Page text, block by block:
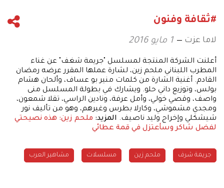
#ثقافة وفنون
لاما عزت 1 مايو 2016
أعلنت الشركة المنتجة لمسلسل "جريمة شغف" عن غناء
المطرب اللبناني ملحم زين، لشارة عملها المقرر عرضه رمضان
القادم. أغنية الشارة من كلمات منير بو عساف، وألحان هشام
بولس، وتوزيع داني حلو. ويشارك في بطولة المسلسل منى
واصف، وقصي خولي، وأمل عرفة، ونادين الراسي، تقلا شمعون،
ومجدي مشموشي، وكارلا بطرس وغيرهم، وهو من تأليف نور
شيشكلي وإخراج وليد ناصيف. المزيد: ملحم زين: هذه نصيحتي
لفضل شاكر وسأعتزل في قمة عطائي
جريمة شرف ملحم زين مسلسلات مشاهير العرب